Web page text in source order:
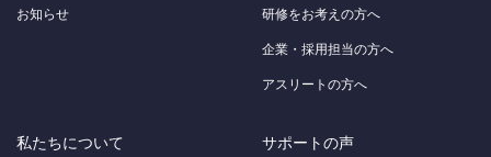
お知らせ 研修をお考えの方へ
企業・採用担当の方へ
アスリートの方へ
私たちについて サポートの声